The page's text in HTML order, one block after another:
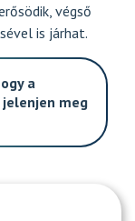
végső
is járhat.
a
meg